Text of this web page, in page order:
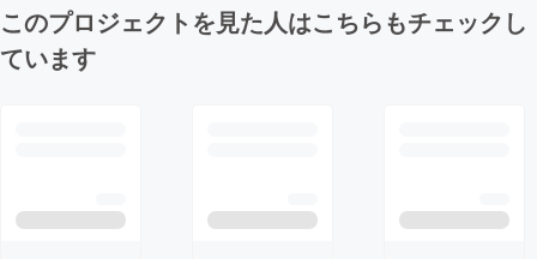
このプロジェクトを見た人はこちらもチェックし
ています